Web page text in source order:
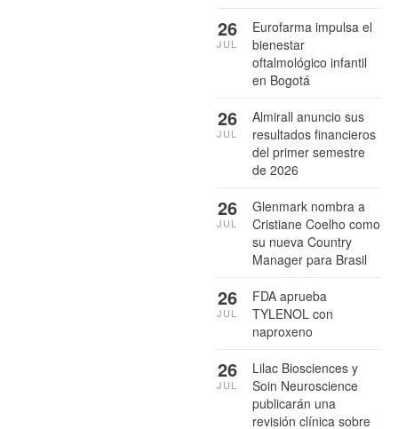
Eurofarma impulsa el
bienestar
oftalmológico infantil
en Bogotá
26
JUL
Almirall anuncio sus
resultados financieros
del primer semestre
de 2026
26
JUL
Glenmark nombra a
Cristiane Coelho como
su nueva Country
Manager para Brasil
26
JUL
FDA aprueba
TYLENOL con
naproxeno
26
JUL
Lilac Biosciences y
Soin Neuroscience
publicarán una
revisión clínica sobre
26
JUL